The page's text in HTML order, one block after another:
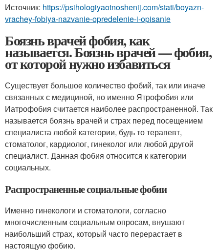
Источник: https://psihologiyaotnoshenij.com/stati/boyazn-
vrachey-fobiya-nazvanie-opredelenie-i-opisanie
Боязнь врачей фобия, как
называется. Боязнь врачей — фобия,
от которой нужно избавиться
Существует большое количество фобий, так или иначе
связанных с медициной, но именно Ятрофобия или
Иатрофобия считается наиболее распространенной. Так
называется боязнь врачей и страх перед посещением
специалиста любой категории, будь то терапевт,
стоматолог, кардиолог, гинеколог или любой другой
специалист. Данная фобия относится к категории
социальных.
Распространенные социальные фобии
Именно гинекологи и стоматологи, согласно
многочисленным социальным опросам, внушают
наибольший страх, который часто перерастает в
настоящую фобию.